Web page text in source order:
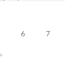
6 7